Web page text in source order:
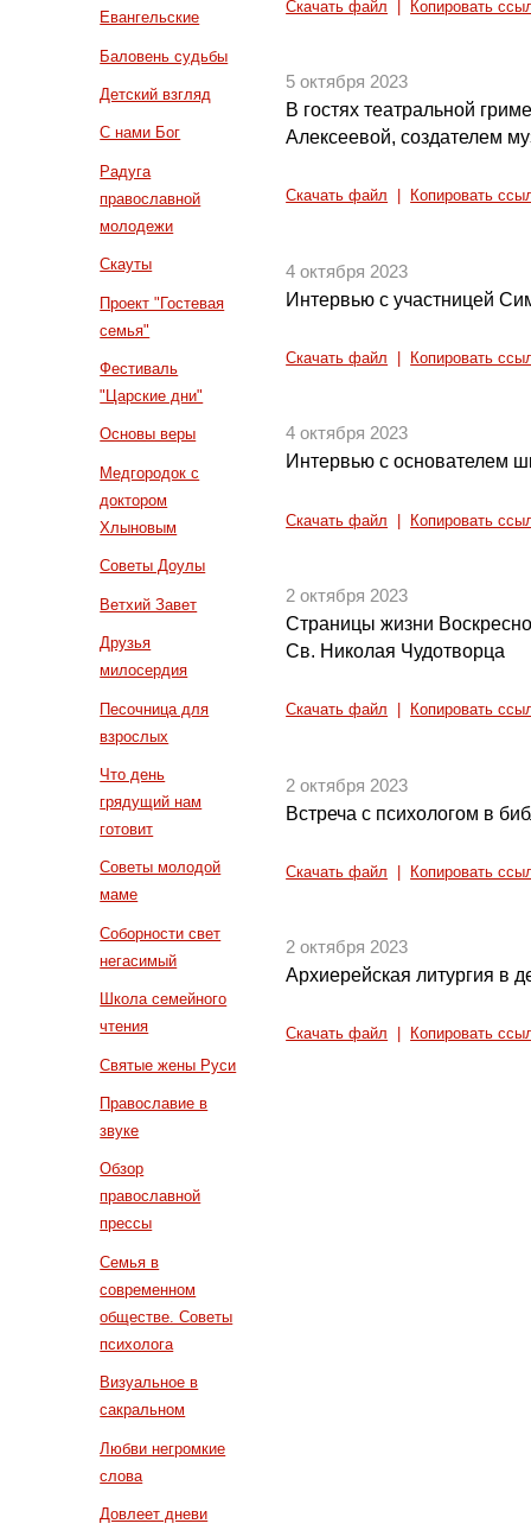
Евангельские
Баловень судьбы
Детский взгляд
С нами Бог
Радуга
православной
молодежи
Скауты
Проект "Гостевая
семья"
Фестиваль
"Царские дни"
Основы веры
Медгородок с
доктором
Хлыновым
Советы Доулы
Ветхий Завет
Друзья
милосердия
Песочница для
взрослых
Что день
грядущий нам
готовит
Советы молодой
маме
Соборности свет
негасимый
Школа семейного
чтения
Святые жены Руси
Православие в
звуке
Обзор
православной
прессы
Семья в
современном
обществе. Советы
психолога
Визуальное в
сакральном
Любви негромкие
слова
Довлеет дневи
Скачать файл Копировать
5 октября 2023
В гостях театральной
Алексеевой, создателем
Скачать файл Копировать
4 октября 2023
Интервью с участницей
Скачать файл Копировать
4 октября 2023
Интервью с основателем
Скачать файл Копировать
2 октября 2023
Страницы жизни
Св. Николая Чудотворца
Скачать файл Копировать
2 октября 2023
Встреча с психологом в
Скачать файл Копировать
2 октября 2023
Архиерейская литургия в
Скачать файл Копировать